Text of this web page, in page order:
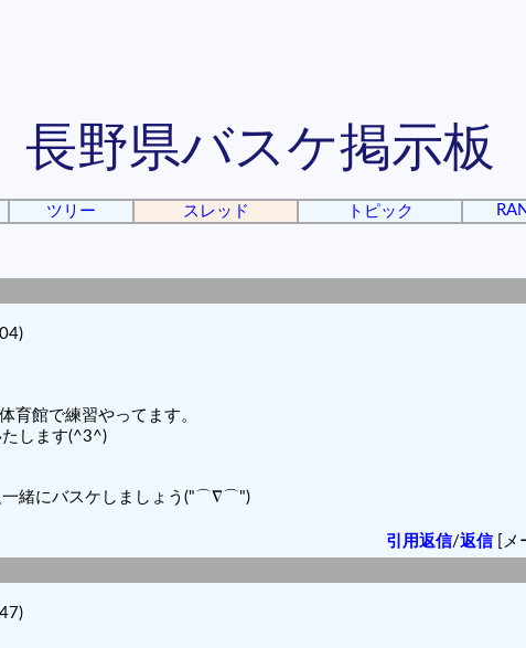
長野県バスケ掲示板
ツリー スレッド トピック
育館で練習やってます。
します(^3^)
一緒にバスケしましょう("⌒∇⌒")
引用返信/返信[メ